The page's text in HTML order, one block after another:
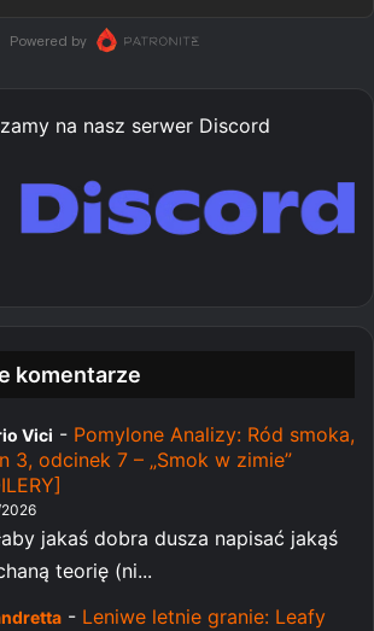
na nasz serwer Discord
komentarze
Vici - Pomylone Analizy: Ród smoka,
3, odcinek 7 – „Smok w zimie”
jakaś dobra dusza napisać jakąś
teorię (ni...
- Leniwe letnie granie: Leafy